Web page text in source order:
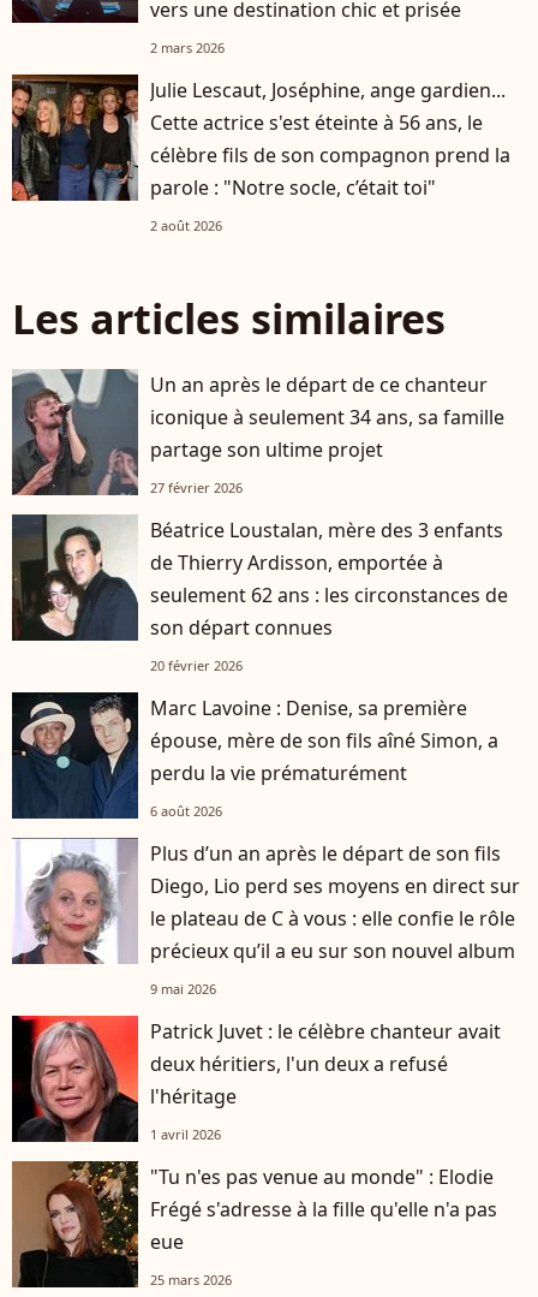
vers une destination chic et prisée
2 mars 2026
Julie Lescaut, Joséphine, ange gardien...
Cette actrice s'est éteinte à 56 ans, le
célèbre fils de son compagnon prend la
parole : "Notre socle, c’était toi"
2 août 2026
Les articles similaires
Un an après le départ de ce chanteur
iconique à seulement 34 ans, sa famille
partage son ultime projet
27 février 2026
Béatrice Loustalan, mère des 3 enfants
de Thierry Ardisson, emportée à
seulement 62 ans : les circonstances de
son départ connues
20 février 2026
Marc Lavoine : Denise, sa première
épouse, mère de son fils aîné Simon, a
perdu la vie prématurément
6 août 2026
player2
Plus d’un an après le départ de son fils
Diego, Lio perd ses moyens en direct sur
le plateau de C à vous : elle confie le rôle
précieux qu’il a eu sur son nouvel album
9 mai 2026
Patrick Juvet : le célèbre chanteur avait
deux héritiers, l'un deux a refusé
l'héritage
1 avril 2026
"Tu n'es pas venue au monde" : Elodie
Frégé s'adresse à la fille qu'elle n'a pas
eue
25 mars 2026